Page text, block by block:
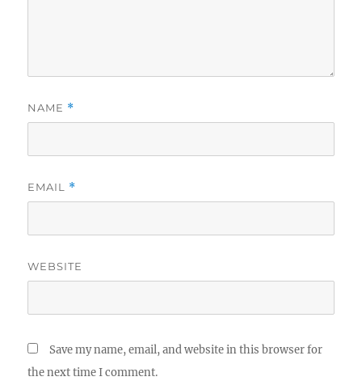
NAME *
EMAIL *
WEBSITE
Save my name, email, and website in this browser for
the next time I comment.